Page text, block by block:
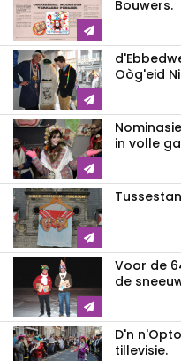
Bouwers.
Oòg'eid
in volle
Voor de
de
D'n
tillevisie.